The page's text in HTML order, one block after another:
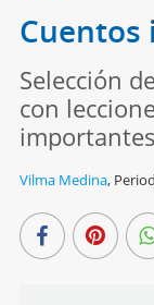
Cuentos
Selección
con
importantes
Vilma Medina,